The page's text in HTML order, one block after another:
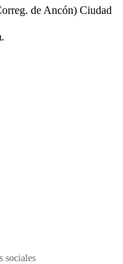
de Ancón) Ciudad
sociales